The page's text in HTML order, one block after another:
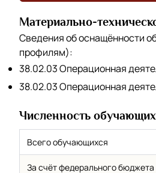
Материально-
Сведения об оснащённости
профилям):
38.02.03 Операционная
38.02.03 Операционная
Численность
Всего обучающихся
За счёт федерального бюджета